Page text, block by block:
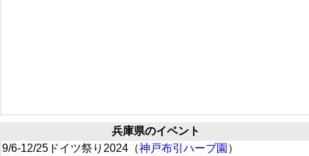
兵庫県のイベント
9/6-12/25ドイツ祭り2024（神戸布引ハーブ園 ）